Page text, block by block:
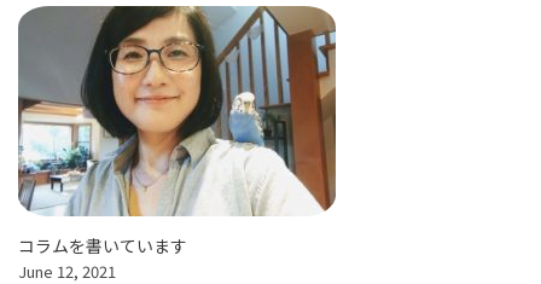
コラムを書いています
June 12, 2021